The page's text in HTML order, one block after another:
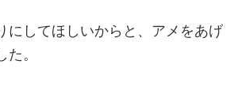
にしてほしいからと、アメをあげ
。